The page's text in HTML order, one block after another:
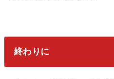
終わりに